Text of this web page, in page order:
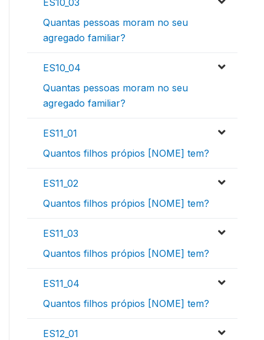
Quantas pessoas moram no seu
agregado familiar?
ES10_04
Quantas pessoas moram no seu
agregado familiar?
ES11_01
Quantos filhos própios [NOME] tem?
ES11_02
Quantos filhos própios [NOME] tem?
ES11_03
Quantos filhos própios [NOME] tem?
ES11_04
Quantos filhos própios [NOME] tem?
ES12_01